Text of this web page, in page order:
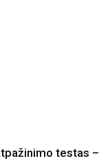
testas –